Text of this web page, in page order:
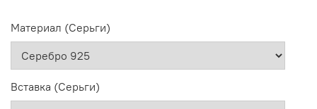
Материал (Серьги)
Вставка (Серьги)